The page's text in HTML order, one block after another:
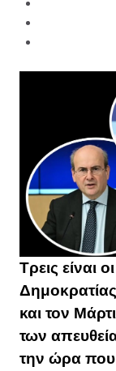
Τρεις είναι
και τον
των
την ώρα που